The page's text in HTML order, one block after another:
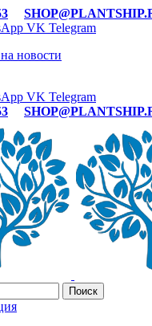
VK Telegram
новости
VK Telegram
Поиск